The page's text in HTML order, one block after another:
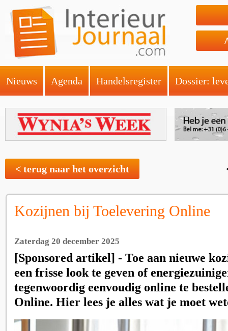
Nieuws Agenda Handelsregister Dossier:
< terug naar het overzicht
Kozijnen bij Toelevering Online
Zaterdag 20 december 2025
[Sponsored artikel] - Toe aan nieuwe
een frisse look te geven of
tegenwoordig eenvoudig online te
Online. Hier lees je alles wat je moet